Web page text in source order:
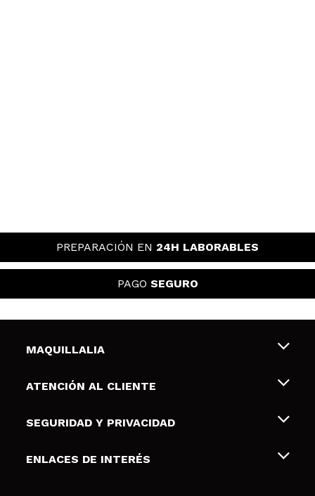
PREPARACIÓN EN 24H LABORABLES
PAGO SEGURO
MAQUILLALIA
Sobre nosotros
Tarjetas de Regalo
ATENCIÓN AL CLIENTE
Envíos y devoluciones
Formas de pago
SEGURIDAD Y PRIVACIDAD
Terminos y condiciones de uso
ENLACES DE INTERÉS